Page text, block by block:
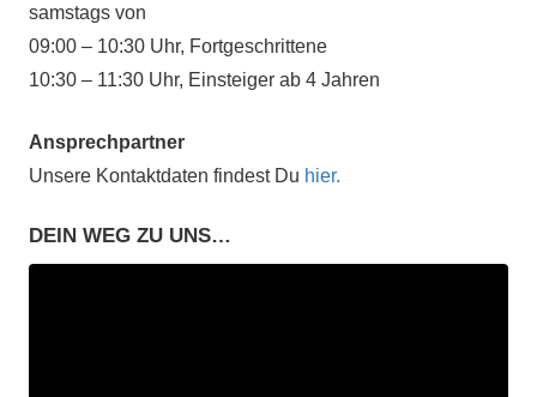
samstags von
09:00 – 10:30 Uhr, Fortgeschrittene
10:30 – 11:30 Uhr, Einsteiger ab 4 Jahren
Ansprechpartner
Unsere Kontaktdaten findest Du hier.
DEIN WEG ZU UNS…